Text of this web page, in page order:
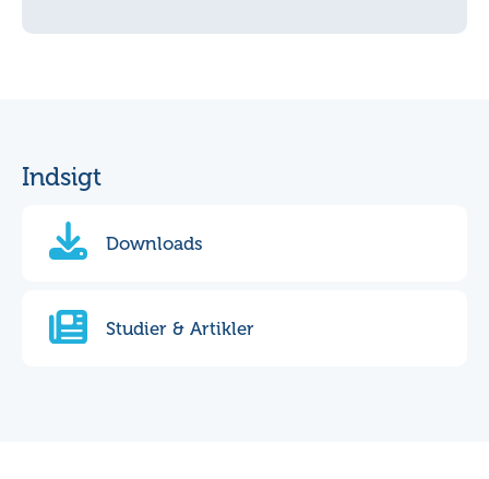
Indsigt
Downloads
Studier & Artikler